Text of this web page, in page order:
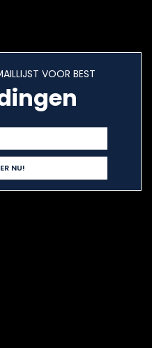
VOOR BEST